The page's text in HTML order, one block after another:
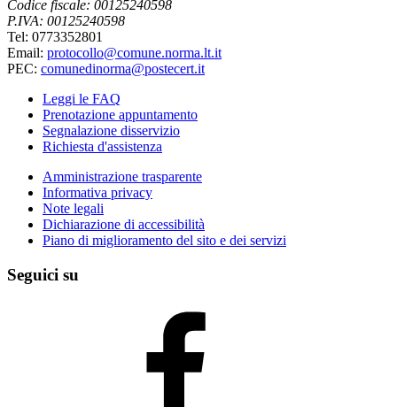
Codice fiscale: 00125240598
P.IVA: 00125240598
Tel: 0773352801
Email: protocollo@comune.norma.lt.it
PEC: comunedinorma@postecert.it
Leggi le FAQ
Prenotazione appuntamento
Segnalazione disservizio
Richiesta d'assistenza
Amministrazione trasparente
Informativa privacy
Note legali
Dichiarazione di accessibilità
Piano di miglioramento del sito e dei servizi
Seguici su